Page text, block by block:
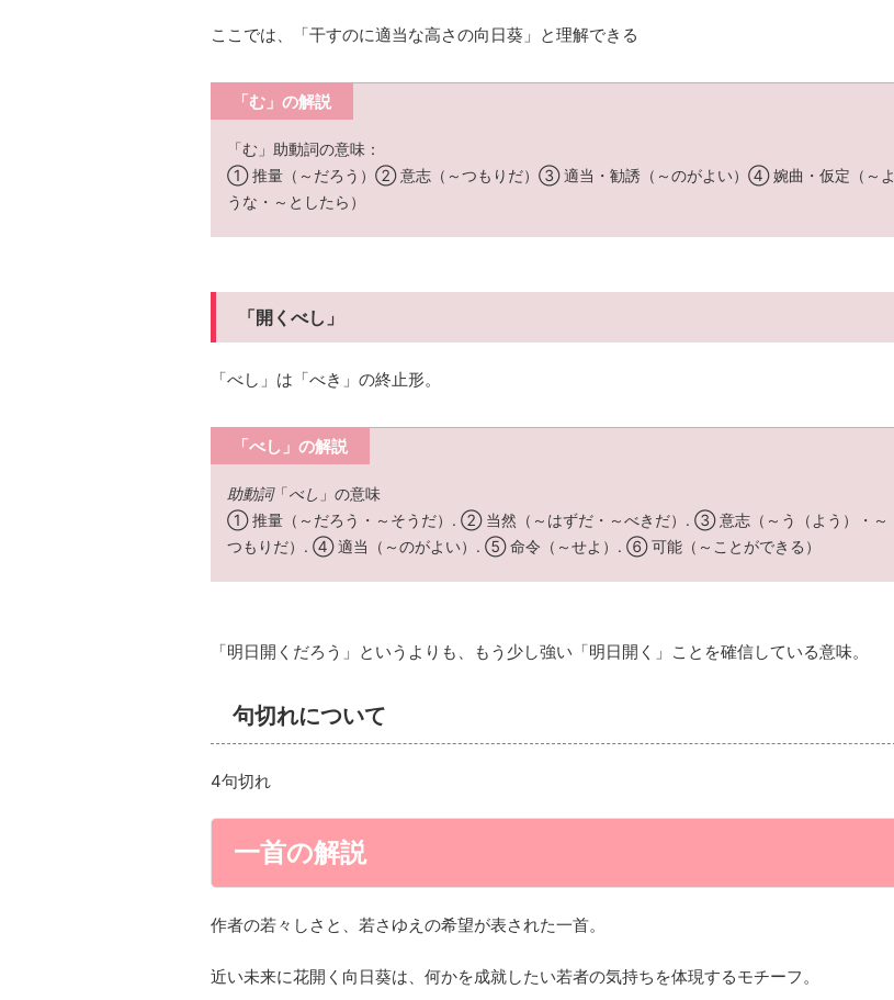
ここでは、「干すのに適当な高さの向日葵」と理解できる
「む」の解説
「む」助動詞の意味：
① 推量（～だろう）② 意志（～つもりだ）③ 適当・勧誘（～のがよい）④ 婉曲・仮定（～よ
うな・～としたら）
「開くべし」
「べし」は「べき」の終止形。
「べし」の解説
助動詞「べし 」の意味
① 推量（～だろう・～そうだ）. ② 当然（～ はずだ・～べきだ）. ③ 意志（～う（よう）・～
つもりだ）. ④ 適当（～のがよい）. ⑤ 命令（～せよ）. ⑥ 可能（～ことができる）
「明日開くだろう」というよりも、もう少し強い「明日開く」ことを確信している意味。
句切れについて
4句切れ
一首の解説
作者の若々しさと、若さゆえの希望が表された一首。
近い未来に花開く向日葵は、何かを成就したい若者の気持ちを体現するモチーフ。